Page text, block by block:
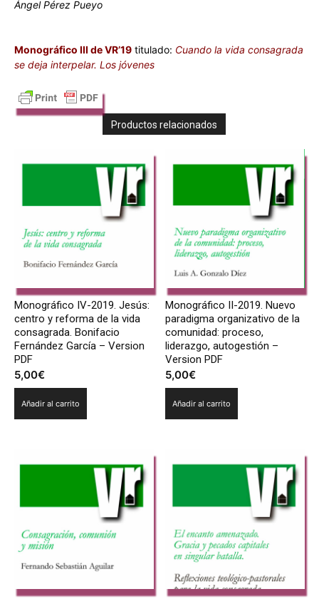
Ángel Pérez Pueyo
Monográfico III de VR’19 titulado: Cuando la vida consagrada
se deja interpelar. Los jóvenes
Productos relacionados
Monográfico IV-2019. Jesús:
centro y reforma de la vida
consagrada. Bonifacio
Fernández García – Version
PDF
5,00€
Añadir al carrito
Monográfico II-2019. Nuevo
paradigma organizativo de la
comunidad: proceso,
liderazgo, autogestión –
Version PDF
5,00€
Añadir al carrito